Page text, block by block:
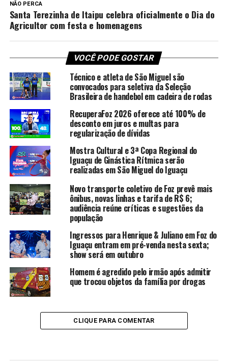
NÃO PERCA
Santa Terezinha de Itaipu celebra oficialmente o Dia do
Agricultor com festa e homenagens
VOCÊ PODE GOSTAR
Técnico e atleta de São Miguel são
convocados para seletiva da Seleção
Brasileira de handebol em cadeira de rodas
RecuperaFoz 2026 oferece até 100% de
desconto em juros e multas para
regularização de dívidas
Mostra Cultural e 3ª Copa Regional do
Iguaçu de Ginástica Rítmica serão
realizadas em São Miguel do Iguaçu
Novo transporte coletivo de Foz prevê mais
ônibus, novas linhas e tarifa de R$ 6;
audiência reúne críticas e sugestões da
população
Ingressos para Henrique & Juliano em Foz do
Iguaçu entram em pré-venda nesta sexta;
show será em outubro
Homem é agredido pelo irmão após admitir
que trocou objetos da família por drogas
CLIQUE PARA COMENTAR